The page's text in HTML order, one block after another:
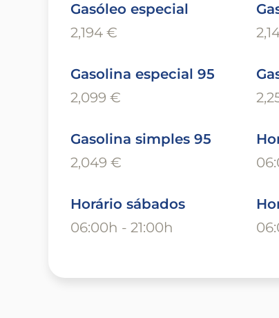
Gasóleo especial
2,194 €
Gasolina especial 95
2,099 €
Gasolina simples 95
2,049 €
Horário sábados
06:00h - 21:00h